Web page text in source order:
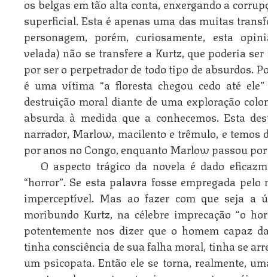
os belgas em tão alta conta, enxergando a
superficial. Esta é apenas uma das muitas
personagem, porém, curiosamente, esta
velada) não se transfere a Kurtz, que poderia
por ser o perpetrador de todo tipo de absurdos.
é uma vítima “a floresta chegou cedo até
destruição moral diante de uma exploração
absurda à medida que a conhecemos. Esta
narrador, Marlow, macilento e trêmulo, e temos
por anos no Congo, enquanto Marlow passou
O aspecto trágico da novela é dado
“horror”. Se esta palavra fosse empregada
imperceptível. Mas ao fazer com que seja a
moribundo Kurtz, na célebre imprecação “o
potentemente nos dizer que o homem capaz
tinha consciência de sua falha moral, tinha se
um psicopata. Então ele se torna, realmente,